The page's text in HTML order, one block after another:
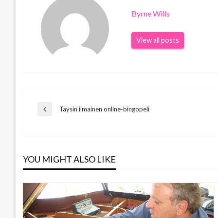
Byrne Wills
View all posts
Post
Previous
Täysin ilmainen online-bingopeli
YOU MIGHT ALSO LIKE